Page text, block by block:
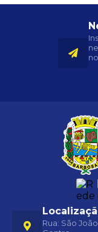
Rua: São